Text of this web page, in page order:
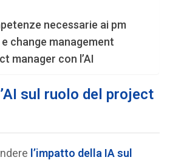
necessarie ai pm
change management
manager con l’AI
sul ruolo del project
l’impatto della IA sul